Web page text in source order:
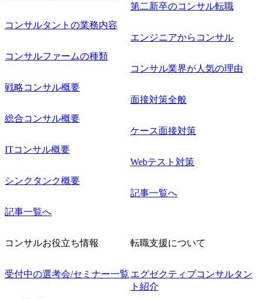
コンサルタントの業務内容
コンサルファームの種類
戦略コンサル概要
総合コンサル概要
ITコンサル概要
シンクタンク概要
記事一覧へ
第二新卒のコンサル転職
エンジニアからコンサル
コンサル業界が人気の理由
面接対策全般
ケース面接対策
Webテスト対策
記事一覧へ
コンサルお役立ち情報
受付中の選考会/セミナー一覧
転職支援について
エグゼクティブコンサルタン
ト紹介